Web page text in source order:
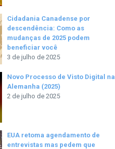
Cidadania Canadense por
descendência: Como as
mudanças de 2025 podem
beneficiar você
3 de julho de 2025
Novo Processo de Visto Digital na
Alemanha (2025)
2 de julho de 2025
EUA retoma agendamento de
entrevistas mas pedem que